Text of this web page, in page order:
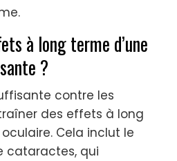
à long terme d’une
?
contre les
des effets à long
Cela inclut le
cataractes, qui